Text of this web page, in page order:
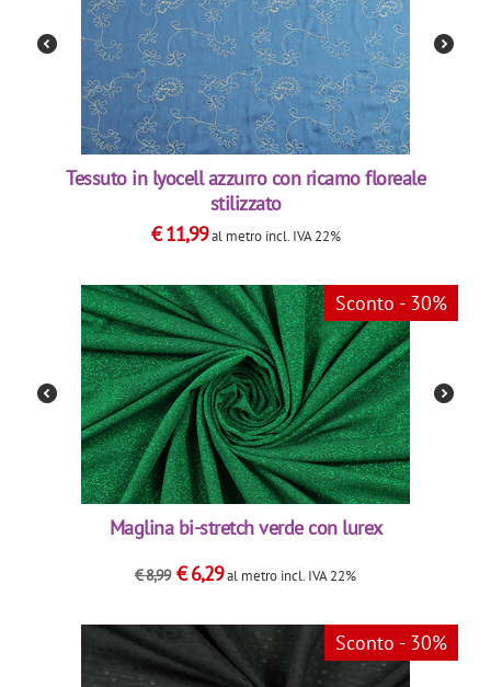
Tessuto in lyocell azzurro con ricamo floreale
stilizzato
€11,99 al metro incl. IVA 22%
Sconto - 30%
Maglina bi-stretch verde con lurex
€8,99 €6,29al metro incl. IVA 22%
Sconto - 30%